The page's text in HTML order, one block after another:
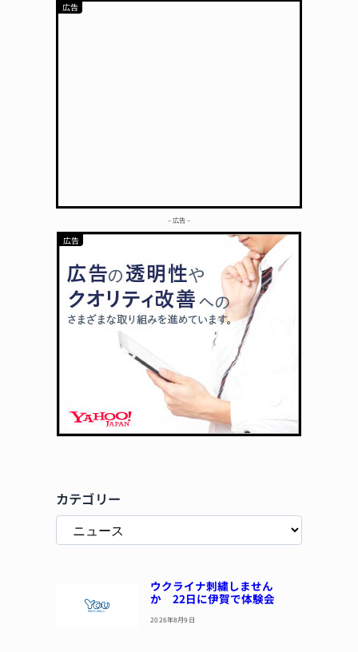
– 広告 –
カテゴリー
ウクライナ刺繍しません
か 22日に伊賀で体験会
2026年8月9日